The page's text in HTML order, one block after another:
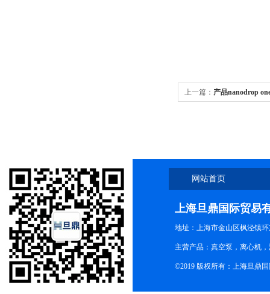
上一篇： 产品nanodrop
网站首页
上海旦鼎国际贸易
地址：上海市金山区枫泾镇
主营产品：真空泵，离心机
©2019 版权所有：上海旦鼎